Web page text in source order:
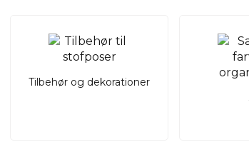
Tilbehør og dekorationer